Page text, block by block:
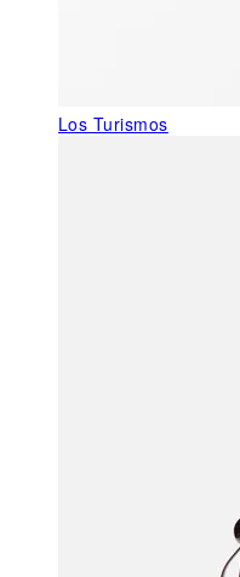
Los Turismos